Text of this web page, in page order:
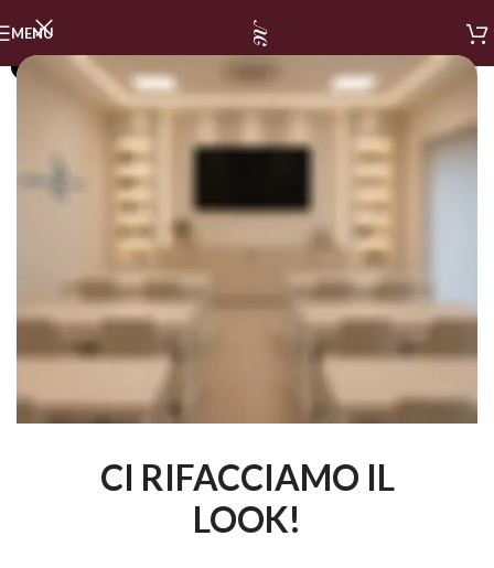
CI RIFACCIAMO IL
LOOK!
MENU